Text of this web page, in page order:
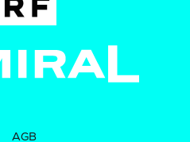
AGB